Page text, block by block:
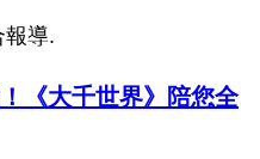
報導.
《大千世界》陪您全